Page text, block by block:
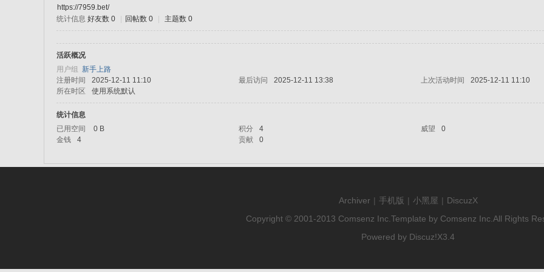
https://7959.bet/
统计信息 好友数 0 回帖数 0 主题数 0
活跃概况
用户组 新手上路
注册时间
2025-12-11 11:10 最后访问 2025-12-11 13:38 上次活动时间
2025-12-11 11:10
所在时区
使用系统默认
统计信息
已用空间
0 B 积分 4 威望
0
金钱
4 贡献 0
Archiver | 手机版 | 小黑屋 | DiscuzX
Copyright © 2001-2013 Comsenz Inc. Template by Comsenz Inc. All Rights
Powered by Discuz!X3.4